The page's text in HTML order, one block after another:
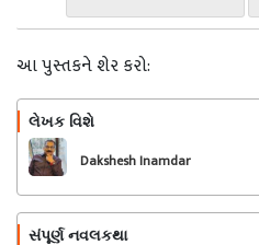
આ પુસ્તકને શેર કરો:
લેખક વિશે
Dakshesh Inamdar
સંપૂર્ણ નવલકથા